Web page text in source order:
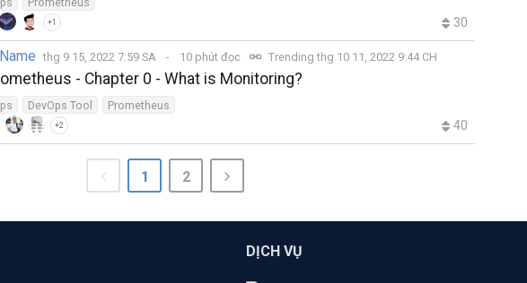
+1 30
thg 9 15, 2022 7:59 SA 10 phút đọc Trending thg 10 11, 2022 9:44 CH
- Chapter 0 - What is Monitoring?
DevOps Tool Prometheus
+2 40
1 2
DỊCH VỤ